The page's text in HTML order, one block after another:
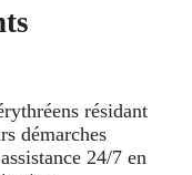
résidant
démarches
24/7 en